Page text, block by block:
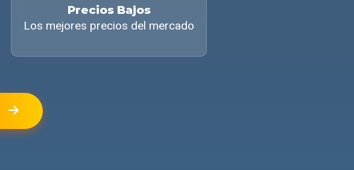
Precios Bajos
Los mejores precios del mercado